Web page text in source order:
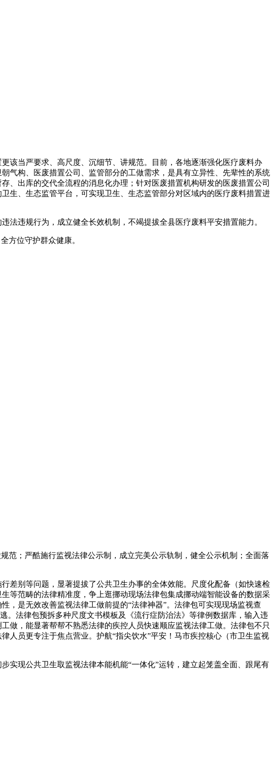
当严要求、高尺度、沉细节、讲规范。目前，各地逐渐强化医疗废料办
气构、医废措置公司、监管部分的工做需求，是具有立异性、先辈性的系统
、出库的交代全流程的消息化办理；针对医废措置机构研发的医废措置公司
生、生态监管平台，可实现卫生、生态监管部分对区域内的医疗废料措置进
违规行为，成立健全长效机制，不竭提拔全县医疗废料平安措置能力。
方位守护群众健康。
；严酷施行监视法律公示制，成立完美公示轨制，健全公示机制；全面落
别等问题，显著提拔了公共卫生办事的全体效能。尺度化配备（如快速检
等范畴的法律精准度，争上逛挪动现场法律包集成挪动端智能设备的数据采
，是无效改善监视法律工做前提的“法律神器”。法律包可实现现场监视查
。法律包预拆多种尺度文书模板及《流行症防治法》等律例数据库，输入违
做，能显著帮帮不熟悉法律的疾控人员快速顺应监视法律工做。法律包不只
人员更专注于焦点营业。护航“指尖饮水”平安！马市疾控核心（市卫生监视
现公共卫生取监视法律本能机能“一体化”运转，建立起笼盖全面、跟尾有